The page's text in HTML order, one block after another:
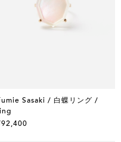
Sasaki / 白蝶リング /